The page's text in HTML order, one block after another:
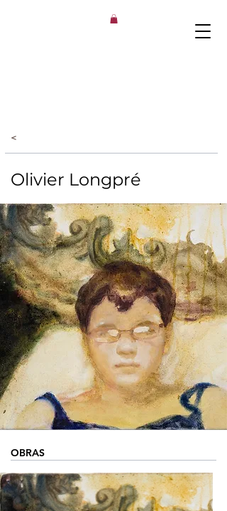
<
Olivier Longpré
OBRAS